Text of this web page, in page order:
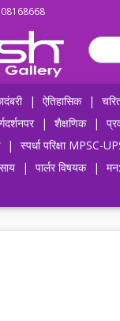
| ऐतिहासिक |
| शैक्षणिक |
| स्पर्धा परिक्षा
| पार्लर विषयक |